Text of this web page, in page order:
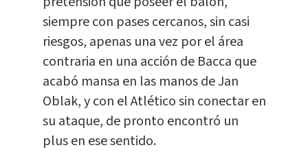
siempre con pases cercanos, sin casi
riesgos, apenas una vez por el área
contraria en una acción de Bacca que
acabó mansa en las manos de Jan
Oblak, y con el Atlético sin conectar en
su ataque, de pronto encontró un
plus en ese sentido.